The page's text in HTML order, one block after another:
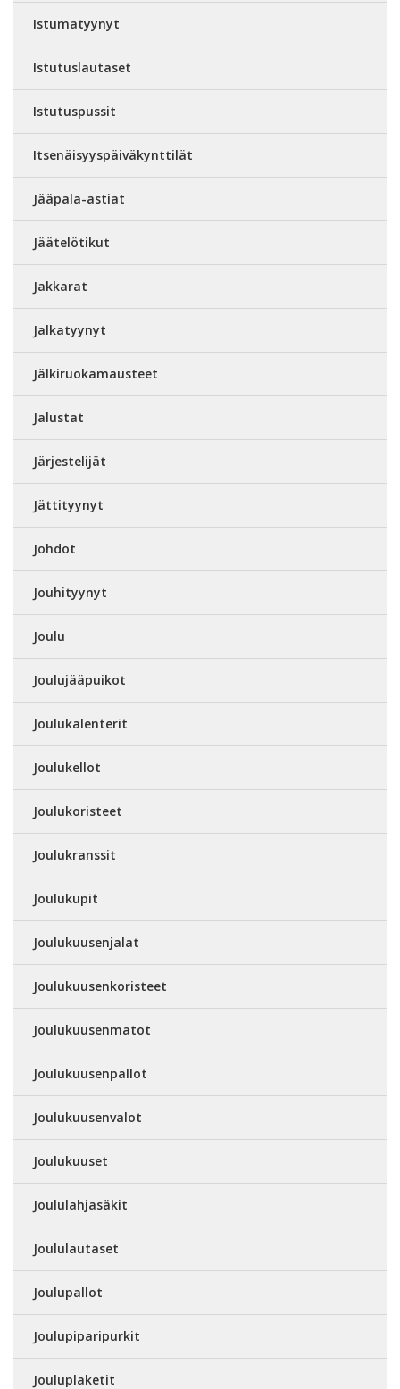
Istumatyynyt
Istutuslautaset
Istutuspussit
Itsenäisyyspäiväkynttilät
Jääpala-astiat
Jäätelötikut
Jakkarat
Jalkatyynyt
Jälkiruokamausteet
Jalustat
Järjestelijät
Jättityynyt
Johdot
Jouhityynyt
Joulu
Joulujääpuikot
Joulukalenterit
Joulukellot
Joulukoristeet
Joulukranssit
Joulukupit
Joulukuusenjalat
Joulukuusenkoristeet
Joulukuusenmatot
Joulukuusenpallot
Joulukuusenvalot
Joulukuuset
Joululahjasäkit
Joululautaset
Joulupallot
Joulupiparipurkit
Jouluplaketit